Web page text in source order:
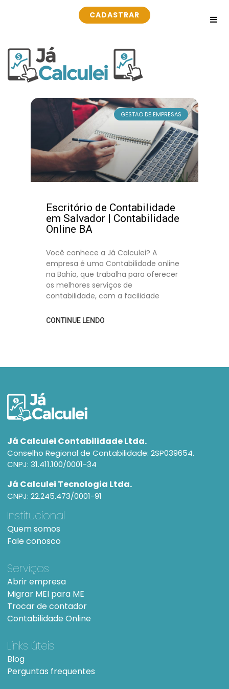
CADASTRAR
GESTÃO DE EMPRESAS
Escritório de Contabilidade
em Salvador | Contabilidade
Online BA
Você conhece a Já Calculei? A
empresa é uma Contabilidade online
na Bahia, que trabalha para oferecer
os melhores serviços de
contabilidade, com a facilidade
CONTINUE LENDO
Já Calculei Contabilidade Ltda.
Conselho Regional de Contabilidade: 2SP039654.
CNPJ: 31.411.100/0001-34
Já Calculei Tecnologia Ltda.
CNPJ: 22.245.473/0001-91
Institucional
Quem somos
Fale conosco
Serviços
Abrir empresa
Migrar MEI para ME
Trocar de contador
Contabilidade Online
Links úteis
Blog
Perguntas frequentes